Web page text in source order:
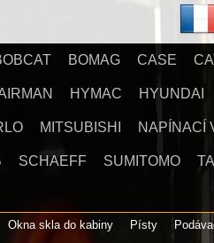
BOMAG CASE
HYMAC HYUNDAI
MITSUBISHI NAPÍNACÍ
SCHAEFF SUMITOMO
Okna skla do kabiny Písty